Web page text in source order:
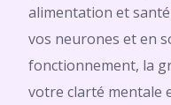
alimentation et
vos neurones et en
fonctionnement, la
votre clarté mentale